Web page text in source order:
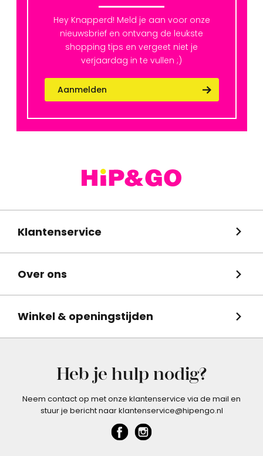
Hey Knapperd! Meld je aan voor onze
nieuwsbrief en ontvang de leukste
shopping tips en vergeet niet je
verjaardag in te vullen ;)
Aanmelden
Klantenservice
Over ons
Winkel & openingstijden
Heb je hulp nodig?
Neem contact op met onze klantenservice via de mail en
stuur je bericht naar klantenservice@hipengo.nl